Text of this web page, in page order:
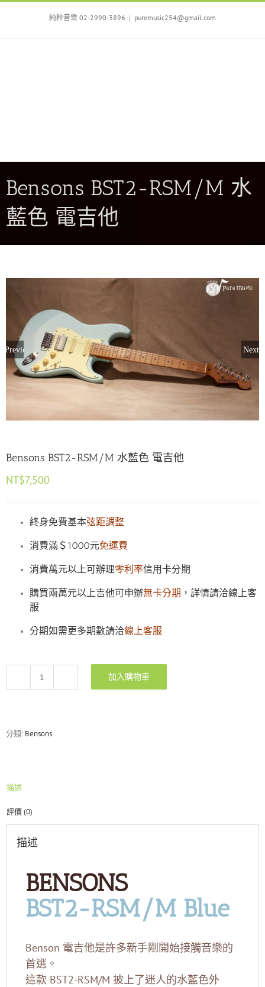
Skip
純粹音樂 02-2990-3896 | puremusic254@gmail.com
Bensons BST2-RSM/M 水
藍色 電吉他
Previous Next
Bensons BST2-RSM/M 水藍色 電吉他
NT$7,500
終身免費基本弦距調整
消費滿＄1000元免運費
消費萬元以上可辦理零利率信用卡分期
購買兩萬元以上吉他可申辦無卡分期 ，詳情請洽線上客
服
分期如需更多期數請洽線上客服
Bensons
加入購物車
分類: Bensons
描述
評價 (0)
描述
BENSONS
BST2-RSM/M Blue
Benson 電吉他是許多新手剛開始接觸音樂的
首選。
這款 BST2-RSM/M 披上了迷人的水藍色外